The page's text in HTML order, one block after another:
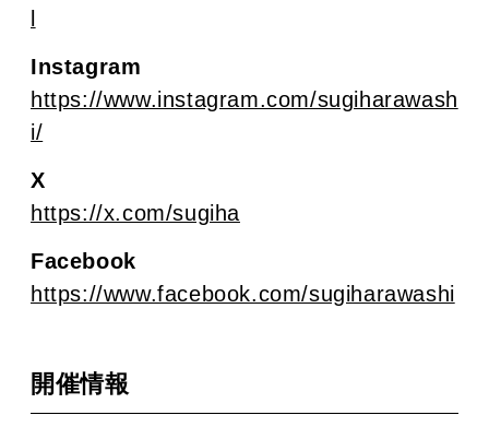
Instagram
https://www.instagram.com/sugiharawash
i/
X
https://x.com/sugiha
Facebook
https://www.facebook.com/sugiharawashi
開催情報